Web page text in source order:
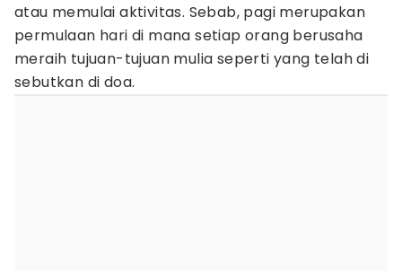
atau memulai aktivitas. Sebab, pagi merupakan
permulaan hari di mana setiap orang berusaha
meraih tujuan-tujuan mulia seperti yang telah di
sebutkan di doa.